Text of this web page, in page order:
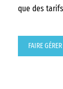
que des
FAIRE GÉRER